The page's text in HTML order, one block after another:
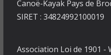
Canoë-Kayak Pays de
SIRET : 34824992100019
Association Loi de 1901 -